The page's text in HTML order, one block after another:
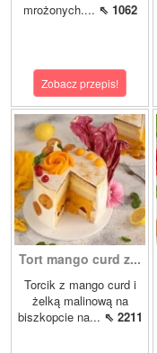
mrożonych.... ⇖ 1062
Zobacz przepis!
Tort mango curd z...
Torcik z mango curd i
żelką malinową na
biszkopcie na... ⇖ 2211